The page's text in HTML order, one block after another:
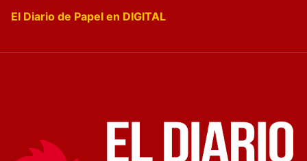
El Diario de Papel en DIGITAL